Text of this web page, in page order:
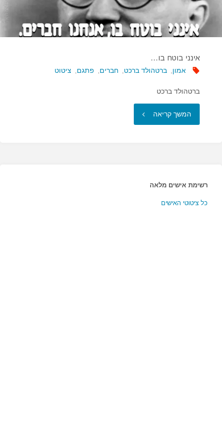
המוות…"
אינני בוטח בו…
אמון ברטהולד ברכט חברים פתגם ציטוט
ברטהולד ברכט
המשך קריאה "אינני
רשימת אישים מלאה
כל ציטוטי האישים